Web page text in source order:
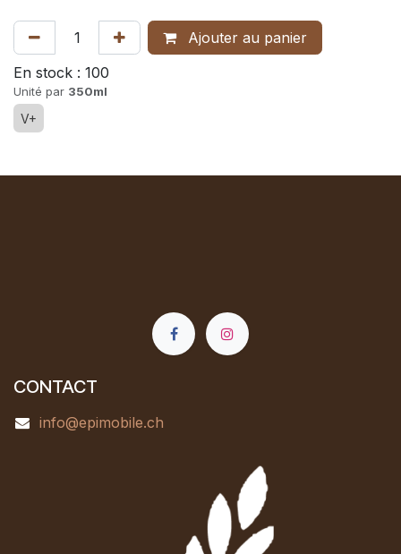
Ajouter au panier
En stock : 100
Unité par 350ml
V+
CONTACT
info@epimobile.ch